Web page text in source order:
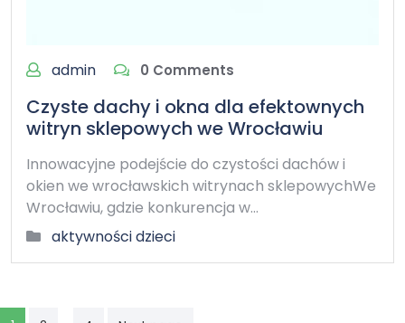
admin 0 Comments
Czyste dachy i okna dla efektownych
witryn sklepowych we Wrocławiu
Innowacyjne podejście do czystości dachów i
okien we wrocławskich witrynach sklepowychWe
Wrocławiu, gdzie konkurencja w…
aktywności dzieci